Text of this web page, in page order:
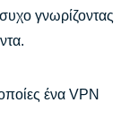
γνωρίζοντας
ένα VPN